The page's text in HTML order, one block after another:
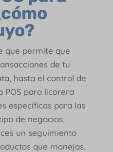
que permite que
de tu
hasta el control de
POS para licorera
específicas para las
de negocios,
un seguimiento
que manejas.